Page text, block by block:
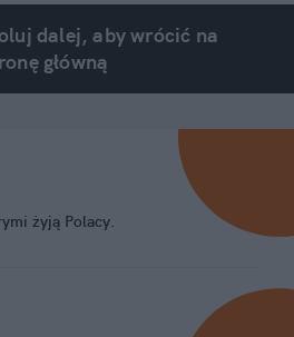
dalej, aby wrócić na
główną
żyją Polacy.